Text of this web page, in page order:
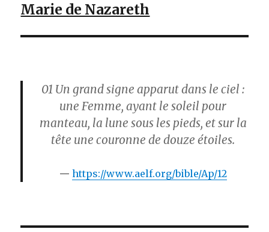
Marie de Nazareth
01 Un grand signe apparut dans le ciel :
une Femme, ayant le soleil pour
manteau, la lune sous les pieds, et sur la
tête une couronne de douze étoiles.
https://www.aelf.org/bible/Ap/12